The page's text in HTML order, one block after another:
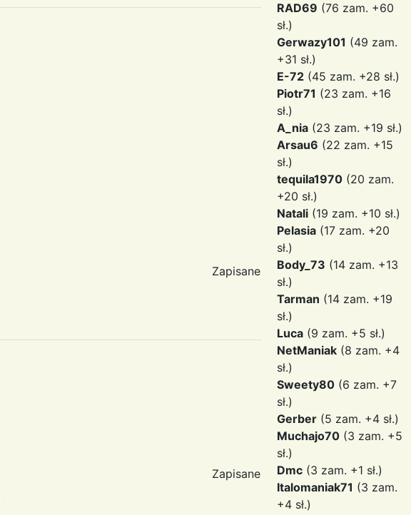
Zapisane
Zapisane
RAD69 (76 zam. +60
sł.)
Gerwazy101 (49 zam.
+31 sł.)
E-72 (45 zam. +28 sł.)
Piotr71 (23 zam. +16
sł.)
A_nia (23 zam. +19 sł.)
Arsau6 (22 zam. +15
sł.)
tequila1970 (20 zam.
+20 sł.)
Natali (19 zam. +10 sł.)
Pelasia (17 zam. +20
sł.)
Body_73 (14 zam. +13
sł.)
Tarman (14 zam. +19
sł.)
Luca (9 zam. +5 sł.)
NetManiak (8 zam. +4
sł.)
Sweety80 (6 zam. +7
sł.)
Gerber (5 zam. +4 sł.)
Muchajo70 (3 zam. +5
sł.)
Dmc (3 zam. +1 sł.)
Italomaniak71 (3 zam.
+4 sł.)